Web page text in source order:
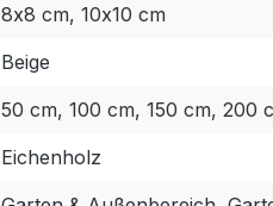
8x8 cm, 10x10 cm
Beige
50 cm, 100 cm, 150 cm, 200
Eichenholz